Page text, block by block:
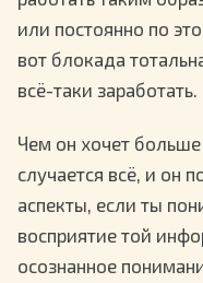
или постоянно по
вот блокада
всё-таки заработать.
Чем он хочет
случается всё, и он
аспекты, если ты
восприятие той
осознанное